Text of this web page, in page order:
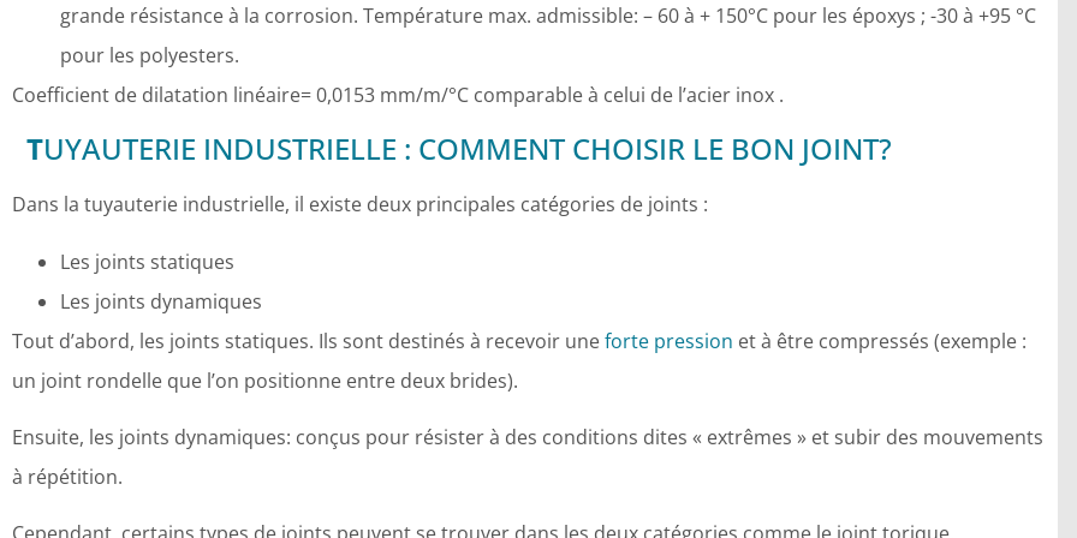
grande résistance à la corrosion. Température max. admissible: – 60 à + 150°C pour les époxys ; -30 à +95 °C
pour les polyesters.
Coefficient de dilatation linéaire= 0,0153 mm/m/°C comparable à celui de l’acier inox .
TUYAUTERIE INDUSTRIELLE : COMMENT CHOISIR LE BON JOINT?
Dans la tuyauterie industrielle, il existe deux principales catégories de joints :
Les joints statiques
Les joints dynamiques
Tout d’abord, les joints statiques. Ils sont destinés à recevoir uneforte pression et à être compressés (exemple :
un joint rondelle que l’on positionne entre deux brides).
Ensuite, les joints dynamiques: conçus pour résister à des conditions dites « extrêmes » et subir des mouvements
à répétition.